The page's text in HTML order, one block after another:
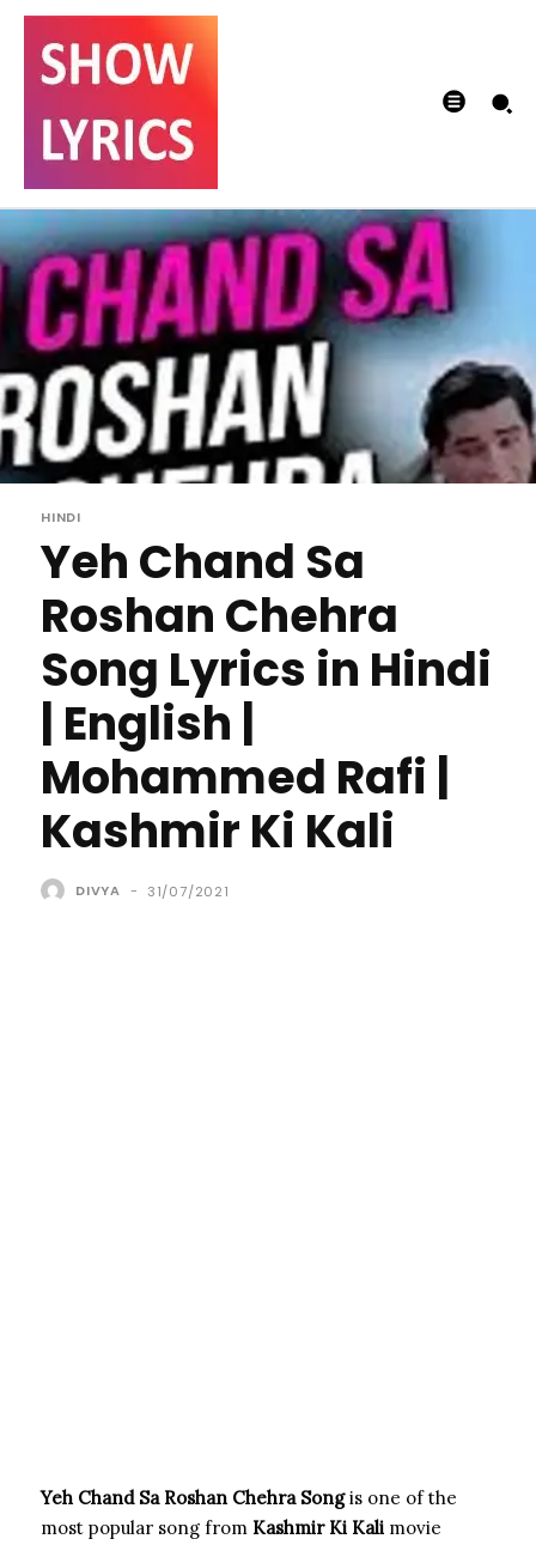
HINDI
Yeh Chand Sa
Roshan Chehra
Song Lyrics in Hindi
| English |
Mohammed Rafi |
Kashmir Ki Kali
DIVYA - 31/07/2021
Yeh Chand Sa Roshan Chehra Songis one of the
most popular song from Kashmir Ki Kali movie